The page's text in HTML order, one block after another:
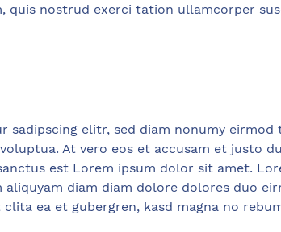
quis nostrud exerci tation ullamcorper
sadipscing elitr, sed diam nonumy
At vero eos et accusam et justo
est Lorem ipsum dolor sit amet.
diam diam dolore dolores duo
ea et gubergren, kasd magna no